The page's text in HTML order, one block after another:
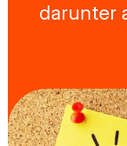
darunter